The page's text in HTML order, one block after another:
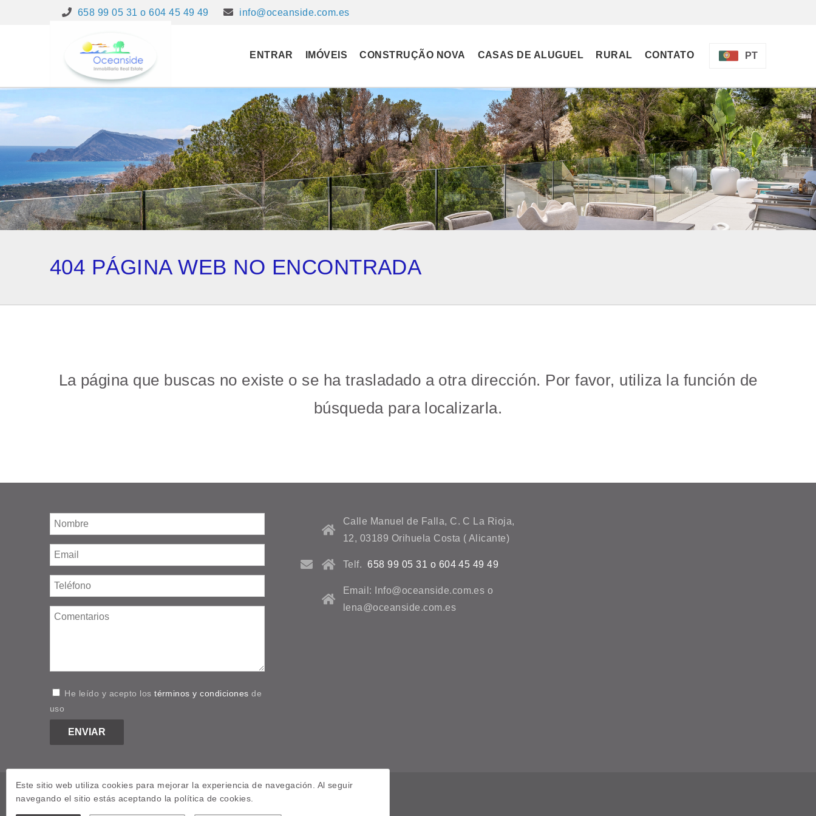
658 99 05 31 o 604 45 49 49 info@oceanside.com.es
PT
ENTRAR IMÓVEIS CONSTRUÇÃO NOVA CASAS DE ALUGUEL RURAL CONTATO
404 PÁGINA WEB NO ENCONTRADA
La página que buscas no existe o se ha trasladado a otra dirección. Por favor, utiliza la función de
búsqueda para localizarla.
He leído y acepto lostérminos y condiciones de
uso
Calle Manuel de Falla, C. C La Rioja,
12, 03189 Orihuela Costa ( Alicante)
Telf. 658 99 05 31 o 604 45 49 49
Email: Info@oceanside.com.es o
lena@oceanside.com.es
Aviso Legal Política de privacidade Contato
Este sitio web utiliza cookies para mejorar la experiencia de navegación. Al seguir
navegando el sitio estás aceptando la política de cookies.